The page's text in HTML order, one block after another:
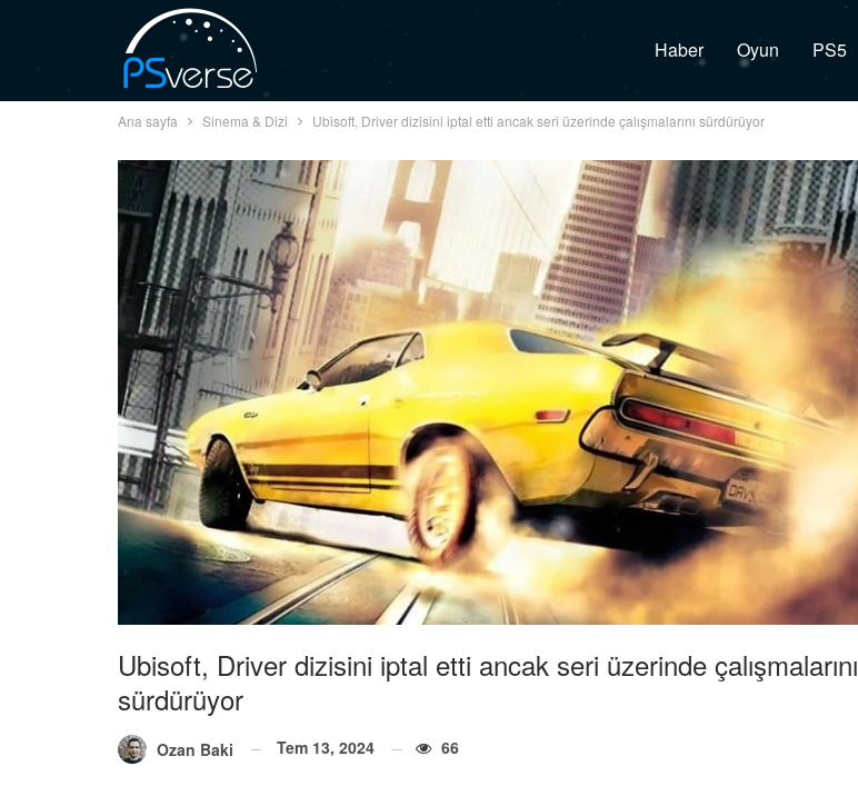
Haber Oyun PS5
Ana sayfa Sinema & Dizi Ubisoft, Driver dizisini iptal etti ancak seri üzerinde çalışmalarını sürdürüyor
Ubisoft, Driver dizisini iptal etti ancak seri üzerinde çalışmalarını
sürdürüyor
Ozan Baki Tem 13, 2024 66